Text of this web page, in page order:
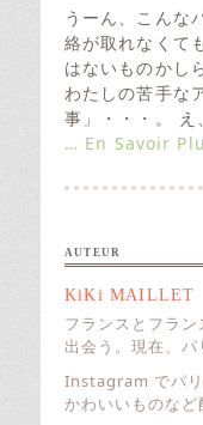
s
t
e
d
o
n
うーん、こんな
絡が取れなくて
はないものかし
わたしの苦手な
事」・・・。 え
… En Savoir
AUTEUR
KiKi MAILLET
フランスとフラ
出会う。現在、パ
Instagram でパ
かわいいものなど